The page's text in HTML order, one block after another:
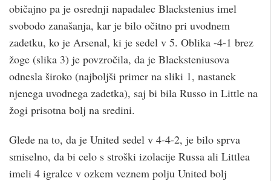
običajno pa je osrednji napadalec Blackstenius imel
svobodo zanašanja, kar je bilo očitno pri uvodnem
zadetku, ko je Arsenal, ki je sedel v 5. Oblika -4-1 brez
žoge (slika 3) je povzročila, da je Blacksteniusova
odnesla široko (najboljši primer na sliki 1, nastanek
njenega uvodnega zadetka), saj bi bila Russo in Little na
žogi prisotna bolj na sredini.
Glede na to, da je United sedel v 4-4-2, je bilo sprva
smiselno, da bi celo s stroški izolacije Russa ali Littlea
imeli 4 igralce v ozkem veznem polju United bolj